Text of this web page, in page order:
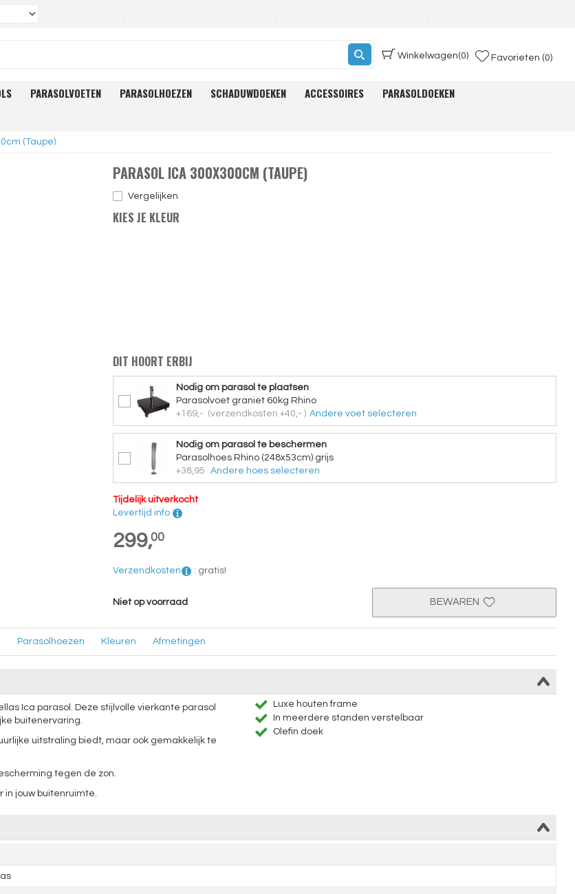
Winkelwagen(0) Favorieten (0)
PARASOLVOETEN PARASOLHOEZEN SCHADUWDOEKEN ACCESSOIRES
PARASOLDOEKEN
(Taupe)
PARASOL ICA 300X300CM (TAUPE)
Vergelijken
KIES JE KLEUR
DIT HOORT ERBIJ
Nodig om parasol te plaatsen
Parasolvoet graniet 60kg Rhino
+169,- (verzendkosten +40,- ) Andere voet selecteren
Nodig om parasol te beschermen
Parasolhoes Rhino (248x53cm) grijs
+38,95
Andere hoes selecteren
Tijdelijk uitverkocht
Levertijd info
299,00
Verzendkosten : gratis!
Niet op voorraad BEWAREN
Parasolhoezen Kleuren Afmetingen
Ica parasol. Deze stijlvolle vierkante parasol
buitenervaring.
uitstraling biedt, maar ook gemakkelijk te
tegen de zon.
in jouw buitenruimte.
Luxe houten frame
In meerdere standen verstelbaar
Olefin doek